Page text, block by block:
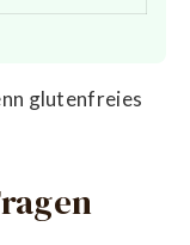
glutenfreies